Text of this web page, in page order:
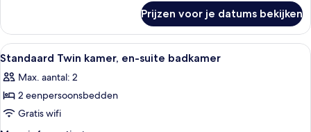
en-
suite
badkamer
Prijzen voor je datums bekijken
Alle
foto's
voor
Standaard
Twin
Standaard Twin kamer, en-suite
2
Standaard Twin kamer, en-suite badkamer
Max. aantal: 2
2 eenpersoonsbedden
Gratis wifi